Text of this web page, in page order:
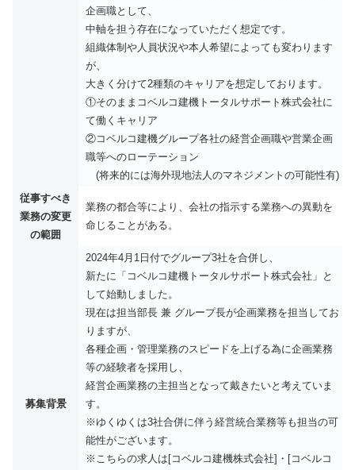
企画職として、
中軸を担う存在になっていただく想定です。
組織体制や人員状況や本人希望によっても変わります
が、
大きく分けて2種類のキャリアを想定しております。
①そのままコベルコ建機トータルサポート株式会社に
て働くキャリア
②コベルコ建機グループ各社の経営企画職や営業企画
職等へのローテーション
(将来的には海外現地法人のマネジメントの可能性有)
従事すべき
業務の変更
の範囲
業務の都合等により、会社の指示する業務への異動を
命じることがある。
募集背景
2024年4月1日付でグループ3社を合併し、
新たに「コベルコ建機トータルサポート株式会社」と
して始動しました。
現在は担当部長 兼 グループ長が企画業務を担当してお
りますが、
各種企画・管理業務のスピードを上げる為に企画業務
等の経験者を採用し、
経営企画業務の主担当となって戴きたいと考えていま
す。
※ゆくゆくは3社合併に伴う経営統合業務等も担当の可
能性がございます。
※こちらの求人は[コベルコ建機株式会社]・[コベルコ